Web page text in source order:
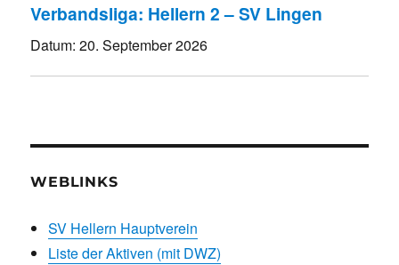
Verbandsliga: Hellern 2 – SV Lingen
Datum:20. September 2026
WEBLINKS
SV Hellern Hauptverein
Liste der Aktiven (mit DWZ)